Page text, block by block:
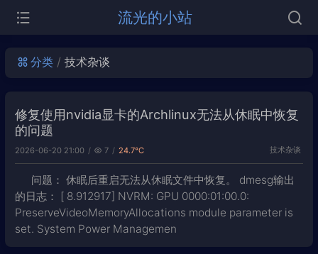
流光的小站
分类 技术杂谈
修复使用nvidia显卡的Archlinux无法从休眠中恢复
的问题
2026-06-20 21:00 7 24.7℃ 技术杂谈
问题： 休眠后重启无法从休眠文件中恢复。 dmesg输出
的日志： [ 8.912917] NVRM: GPU 0000:01:00.0:
PreserveVideoMemoryAllocations module parameter is
set. System Power Managemen